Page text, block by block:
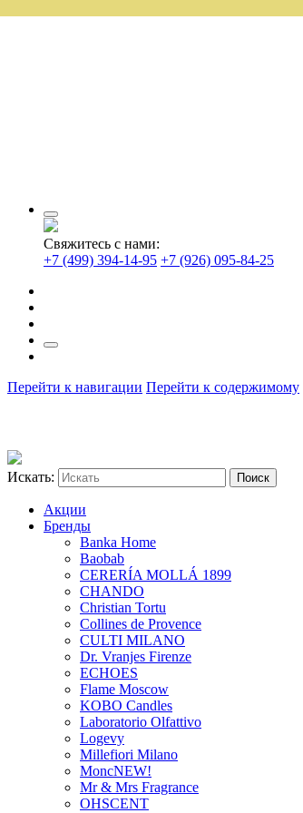
Свяжитесь с нами:
+7 (499) 394-14-95 +7 (926) 095-84-25
Перейти к навигации Перейти к содержимому
Искать:
Акции
Бренды
Banka Home
Baobab
CERERÍA MOLLÁ 1899
CHANDO
Christian Tortu
Collines de Provence
CULTI MILANO
Dr. Vranjes Firenze
ECHOES
Flame Moscow
KOBO Candles
Laboratorio Olfattivo
Logevy
Millefiori Milano
MoncNEW!
Mr & Mrs Fragrance
OHSCENT